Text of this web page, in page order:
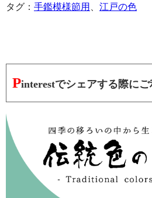
タグ： 手鑑模様節用、 江戸の色
Pinterestでシェアする際にご